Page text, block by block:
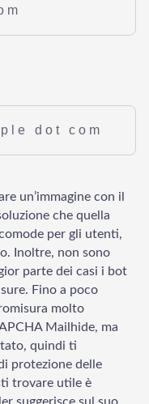
dot com
un’immagine con il
che quella
per gli utenti,
Inoltre, non sono
parte dei casi i bot
Fino a poco
molto
Mailhide, ma
quindi ti
protezione delle
trovare utile è
suggerisce sul suo